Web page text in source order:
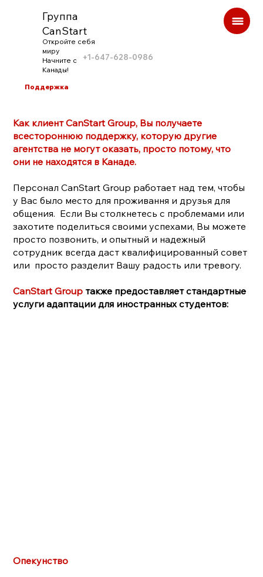
Группа
CanStart
Откройте себя
миру
Начните с
Канады!
+1-647-628-0986
Поддержка
Как клиент CanStart Group, Вы получаете
всестороннюю поддержку, которую другие
агентства не могут оказать, просто потому, что
они не находятся в Канаде.
Персонал CanStart Group работает над тем, чтобы
у Вас было место для проживання и друзья для
общения. Если Вы столкнетесь с проблемами или
захотите поделиться своими успехами, Вы можете
просто позвонить, и опытный и надежный
сотрудник всегда даст квалифицированный совет
или просто разделит Вашу радость или тревогу.
CanStart Group также предоставляет стандартные
услуги адаптации для иностранных студентов:
Опекунство